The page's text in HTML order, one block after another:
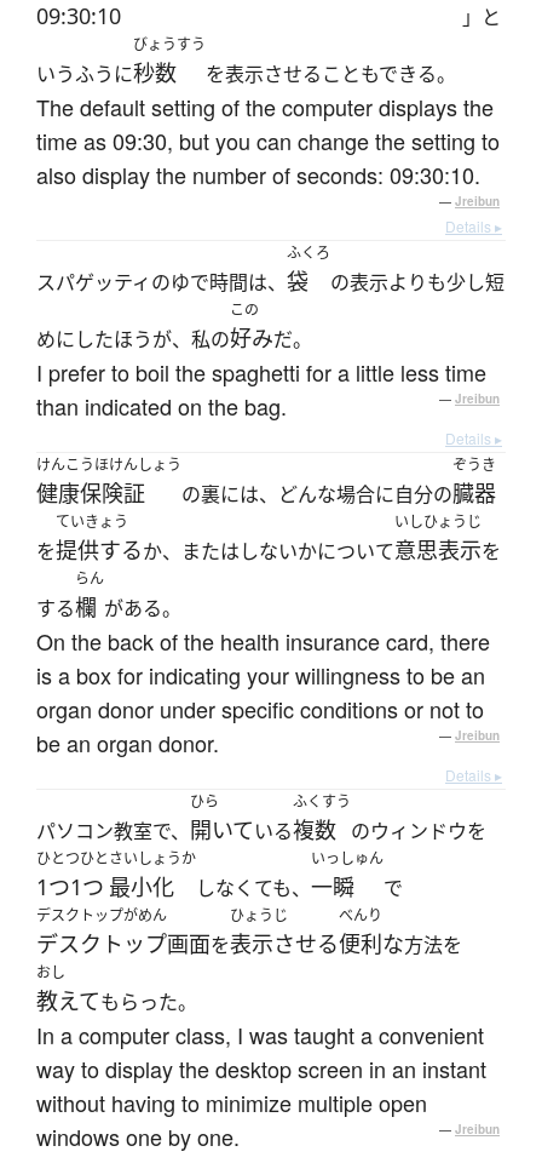
09:30:10 」と
いうふうに
びょうすう
秒数 を表示させることもできる。
The default setting of the computer displays the
time as 09:30, but you can change the setting to
also display the number of seconds: 09:30:10.
— Jreibun
Details ▸
スパゲッティのゆで時間は、
ふくろ
袋 の表示よりも少し短
めにしたほうが、私の
この
好みだ。
I prefer to boil the spaghetti for a little less time
than indicated on the bag.
— Jreibun
Details ▸
けんこうほけんしょう
健康保険証 の裏には、どんな場合に自分の
ぞうき
臓器
を
ていきょう
提供するか、またはしないかについて
いしひょうじ
意思表示を
する
らん
欄 がある。
On the back of the health insurance card, there
is a box for indicating your willingness to be an
organ donor under specific conditions or not to
be an organ donor.
— Jreibun
Details ▸
パソコン教室で、
ひら
開いている
ふくすう
複数 のウィンドウを
ひとつひと
1つ1つ
さいしょうか
最小化 しなくても、
いっしゅん
一瞬 で
デスクトップがめん
デスクトップ画面を
ひょうじ
表示させる
べんり
便利な方法を
おし
教えてもらった。
In a computer class, I was taught a convenient
way to display the desktop screen in an instant
without having to minimize multiple open
windows one by one.
— Jreibun